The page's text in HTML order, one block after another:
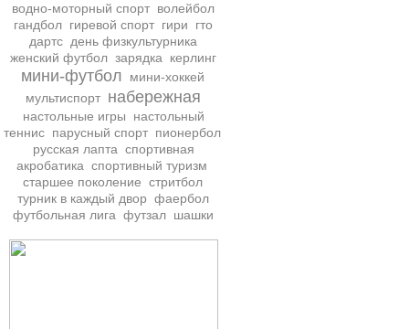
водно-моторный спорт волейбол
гандбол гиревой спорт гири
гто
дартс день физкультурника
женский футбол зарядка керлинг
мини-футбол
мини-хоккей
мультиспорт набережная
настольные игры
настольный
теннис парусный спорт пионербол
русская лапта спортивная
акробатика спортивный туризм
старшее поколение стритбол
турник в каждый двор фаербол
футбольная лига футзал шашки